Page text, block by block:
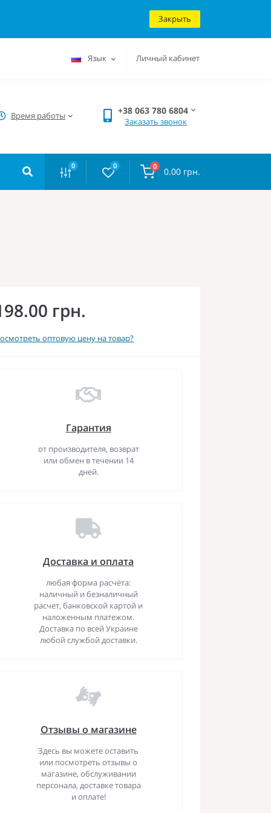
Закрыть
Язык Личный кабинет
Время работы +38 063 780 6804
Заказать звонок
0 0 0 0.00 грн.
грн.
оптовую цену на товар?
Гарантия
от производителя, возврат
или обмен в течении 14
дней.
Доставка и оплата
любая форма расчёта:
наличный и безналичный
расчет, банковской картой и
наложенным платежом.
Доставка по всей Украине
любой службой доставки.
Отзывы о магазине
Здесь вы можете оставить
или посмотреть отзывы о
магазине, обслуживании
персонала, доставке товара
и оплате!